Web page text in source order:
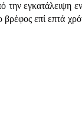
την εγκατάλειψη
επί επτά